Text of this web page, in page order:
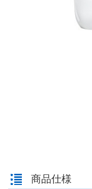
商品仕様